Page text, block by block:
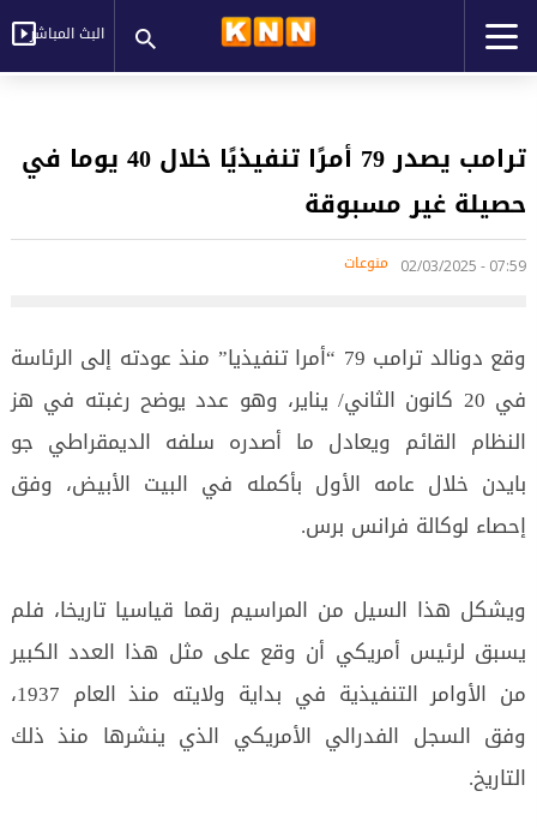
البث المباشر
ترامب يصدر 79 أمرًا تنفيذيًا خلال 40 يوما في
حصيلة غير مسبوقة
07:59 - 02/03/2025 منوعات
وقع دونالد ترامب 79 “أمرا تنفيذيا” منذ عودته إلى الرئاسة
في 20 كانون الثاني/ يناير، وهو عدد يوضح رغبته في هز
النظام القائم ويعادل ما أصدره سلفه الديمقراطي جو
بايدن خلال عامه الأول بأكمله في البيت الأبيض، وفق
إحصاء لوكالة فرانس برس.
ويشكل هذا السيل من المراسيم رقما قياسيا تاريخا، فلم
يسبق لرئيس أمريكي أن وقع على مثل هذا العدد الكبير
من الأوامر التنفيذية في بداية ولايته منذ العام 1937،
وفق السجل الفدرالي الأمريكي الذي ينشرها منذ ذلك
التاريخ.